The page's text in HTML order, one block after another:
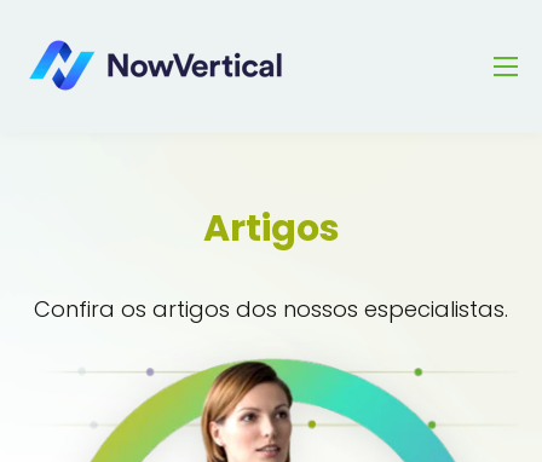
Artigos
Confira os artigos dos nossos especialistas.